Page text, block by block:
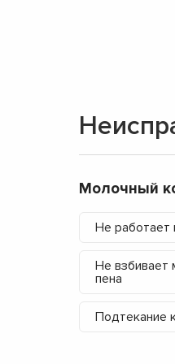
Молочный
Не работает
Не взбивает
пена
Подтекание